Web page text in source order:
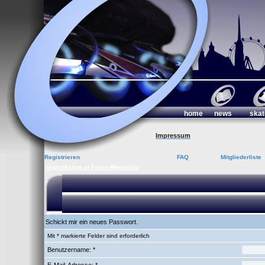
home news
Impressum
Registrieren FAQ
Mitgliederliste
Schickt mir ein neues Passwort.
Mit * markierte Felder sind erforderlich
Benutzername: *